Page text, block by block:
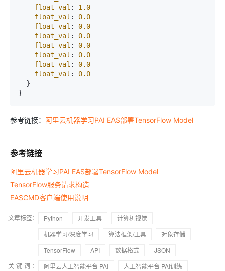
float_val : 1.0
float_val : 0.0
float_val : 0.0
float_val : 0.0
float_val : 0.0
float_val : 0.0
float_val : 0.0
float_val : 0.0
}
参考链接： 阿里云机器学习PAI EAS部署TensorFlow Model
参考链接
阿里云机器学习PAI EAS部署TensorFlow Model
TensorFlow服务请求构造
EASCMD客户端使用说明
文章标签： Python 开发工具
计算机视觉
机器学习/深度学习
算法框架/工具
对象存储
TensorFlow
API 数据格式
JSON
关键词：
阿里云人工智能平台 PAI
人工智能平台 PAI训练